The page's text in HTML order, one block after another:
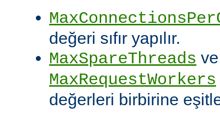
değeri sıfır yapılır.
MaxSpareThreads ve
MaxRequestWorkers
değerleri birbirine